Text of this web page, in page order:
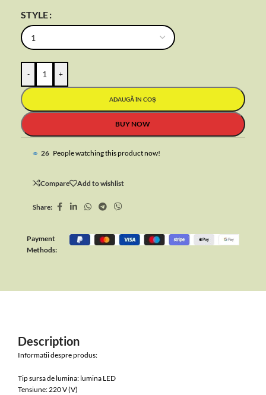
STYLE
- +
ADAUGĂ ÎN COȘ
BUY NOW
26 People watching this product now!
Compare Add to wishlist
Share:
Payment
Methods:
Description
Informatii despre produs:
Tip sursa de lumina: lumina LED
Tensiune: 220 V (V)